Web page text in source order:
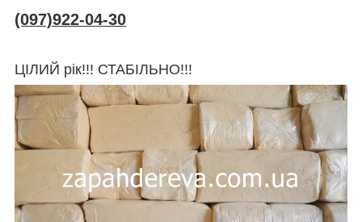
(097)922-04-30
ЦІЛИЙ рік!!! СТАБІЛЬНО!!!